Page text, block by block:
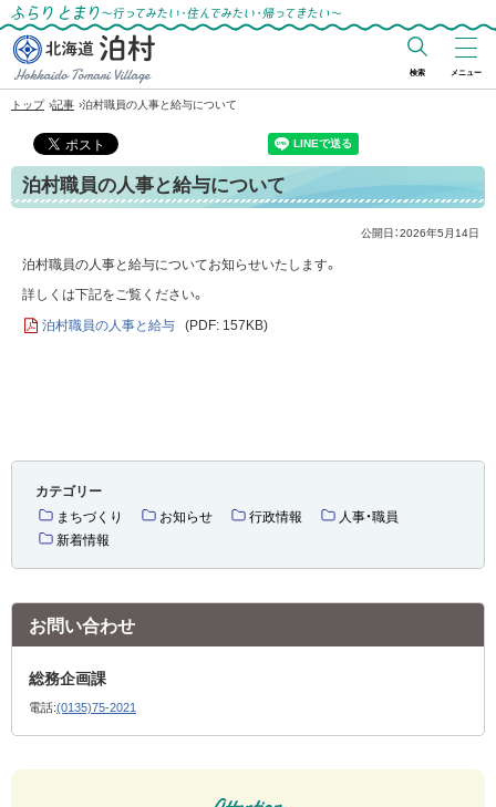
ふらりとまり～行ってみたい・住んでみた
い・帰ってきたい～
北海道 泊村
Village
検索 メニュー
トップ ›記事 ›泊村職員の人事と給与について
泊村職員の人事と給与について
公開日：2026年5月14日
泊村職員の人事と給与についてお知らせいたします。
詳しくは下記をご覧ください。
泊村職員の人事と給与
(PDF: 157KB)
カテゴリー
まちづくり
お知らせ 行政情報
人事・職員
新着情報
お問い合わせ
総務企画課
電話:(0135)75-2021